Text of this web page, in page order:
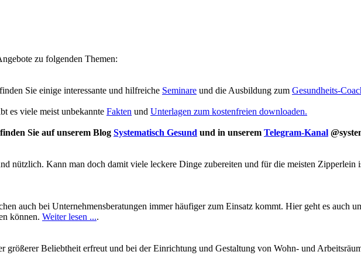
zu folgenden Themen:
Sie einige interessante und hilfreiche Seminare und die Ausbildung zum Gesundheits-
es viele meist unbekannte Fakten und Unterlagen zum kostenfreien downloaden.
Sie auf unserem Blog Systematisch Gesund und in unserem Telegram-Kanal
nützlich. Kann man doch damit viele leckere Dinge zubereiten und für die meisten Zipperlein
auch bei Unternehmensberatungen immer häufiger zum Einsatz kommt. Hier geht es auch
können. Weiter lesen ....
größerer Beliebtheit erfreut und bei der Einrichtung und Gestaltung von Wohn- und